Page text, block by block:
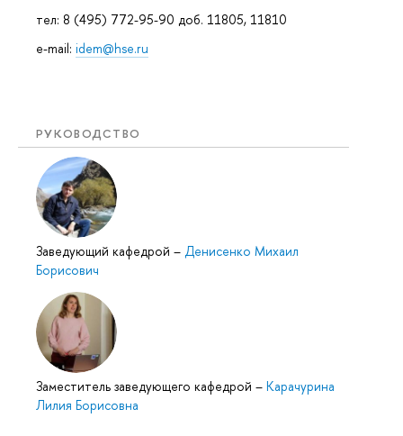
тел: 8 (495) 772-95-90 доб. 11805, 11810
e-mail: idem@hse.ru
РУКОВОДСТВО
Заведующий кафедрой – Денисенко Михаил
Борисович
Заместитель заведующего кафедрой – Карачурина
Лилия Борисовна